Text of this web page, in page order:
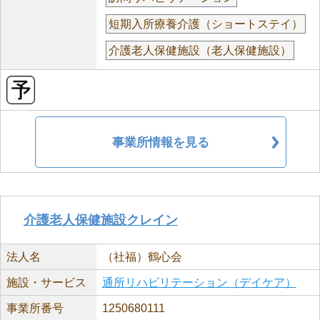
短期入所療養介護（ショートステイ）
介護老人保健施設（老人保健施設）
事業所情報を見る
介護老人保健施設クレイン
法人名 （社福）鶴心会
施設・サービス 通所リハビリテーション（デイケア）
事業所番号 1250680111